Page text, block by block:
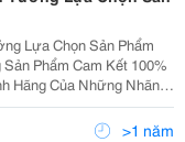
Lựa Chọn Sản Phẩm
Hãng Của Những Nhãn
Như: Ingersoll Rand,
Robusch&Hellip;.>1 năm